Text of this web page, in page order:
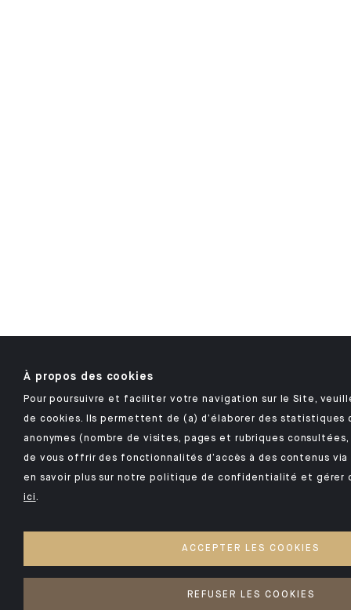
À propos des cookies
Pour poursuivre et faciliter votre navigation sur le Site,
de cookies. Ils permettent de (a) d’élaborer des
anonymes (nombre de visites, pages et rubriques
de vous offrir des fonctionnalités d’accès à des contenus via
en savoir plus sur notre politique de confidentialité et gérer
ici.
ACCEPTER LES COOKIES
REFUSER LES COOKIES